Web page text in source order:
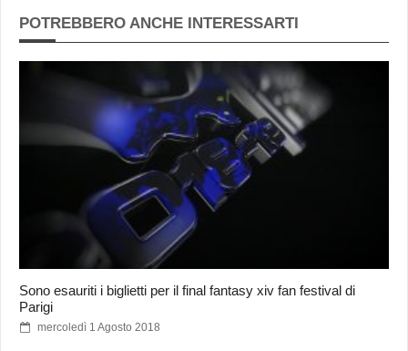
POTREBBERO ANCHE INTERESSARTI
Sono esauriti i biglietti per il final fantasy xiv fan festival di
Parigi
mercoledì 1 Agosto 2018